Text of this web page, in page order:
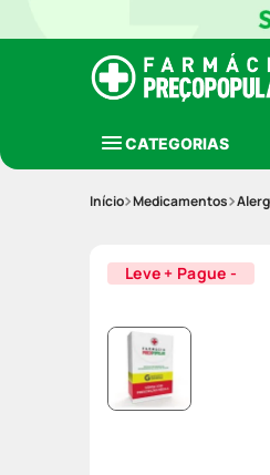
CATEGORIAS
Medicamentos
Leve + Pague -